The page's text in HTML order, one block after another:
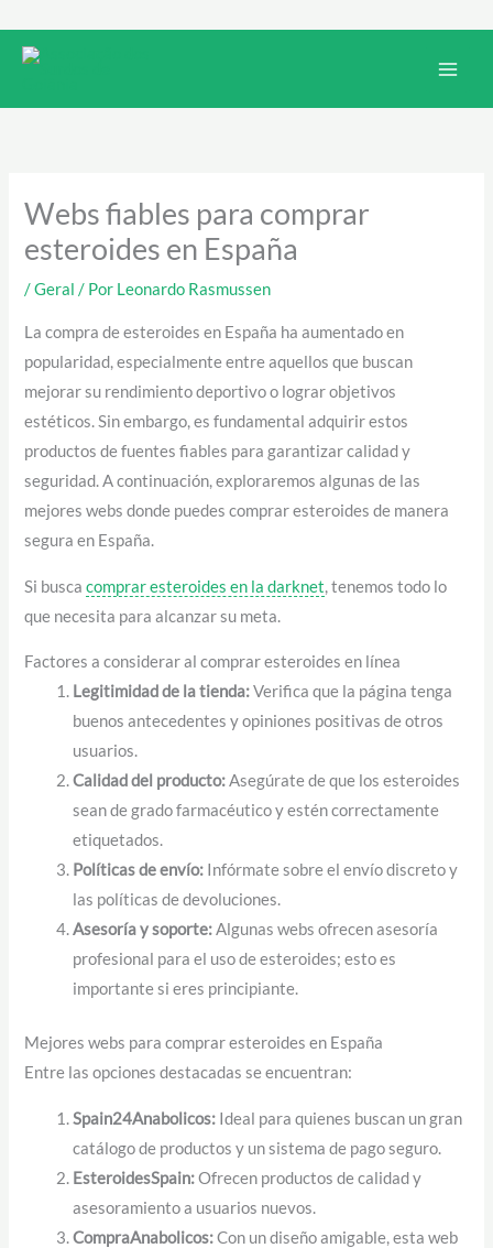
para
Webs fiables para comprar
esteroides en España
/Geral / Por Leonardo Rasmussen
La compra de esteroides en España ha aumentado en
popularidad, especialmente entre aquellos que buscan
mejorar su rendimiento deportivo o lograr objetivos
estéticos. Sin embargo, es fundamental adquirir estos
productos de fuentes fiables para garantizar calidad y
seguridad. A continuación, exploraremos algunas de las
mejores webs donde puedes comprar esteroides de manera
segura en España.
Si buscacomprar esteroides en la darknet, tenemos todo lo
que necesita para alcanzar su meta.
Factores a considerar al comprar esteroides en línea
Legitimidad de la tienda:Verifica que la página tenga
buenos antecedentes y opiniones positivas de otros
usuarios.
Calidad del producto:Asegúrate de que los esteroides
sean de grado farmacéutico y estén correctamente
etiquetados.
Políticas de envío: Infórmate sobre el envío discreto y
las políticas de devoluciones.
Asesoría y soporte:Algunas webs ofrecen asesoría
profesional para el uso de esteroides; esto es
importante si eres principiante.
Mejores webs para comprar esteroides en España
Entre las opciones destacadas se encuentran:
Spain24Anabolicos: Ideal para quienes buscan un gran
catálogo de productos y un sistema de pago seguro.
EsteroidesSpain:Ofrecen productos de calidad y
asesoramiento a usuarios nuevos.
CompraAnabolicos:Con un diseño amigable, esta web